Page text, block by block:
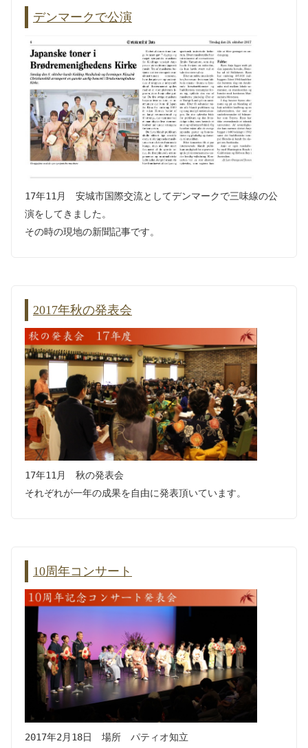
デンマークで公演
17年11月 安城市国際交流としてデンマークで三味線の公
演をしてきました。
その時の現地の新聞記事です。
2017年秋の発表会
17年11月 秋の発表会
それぞれが一年の成果を自由に発表頂いています。
10周年コンサート
2017年2月18日 場所 パティオ知立